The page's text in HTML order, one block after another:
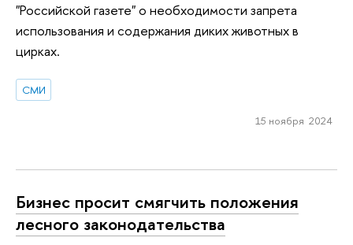
"Российской газете" о необходимости запрета
использования и содержания диких животных в
цирках.
СМИ
15 ноября 2024
Бизнес просит смягчить положения
лесного законодательства